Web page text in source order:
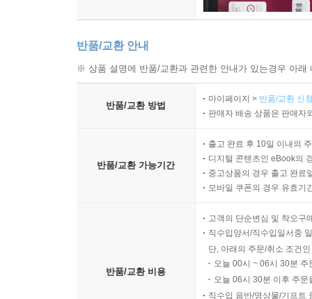
반품/교환 안내
※ 상품 설명에 반품/교환과 관련한 안내가 있는경우 아
반품/교환 방법
마이페이지 > 반품/교환 신
판매자 배송 상품은 판매자
반품/교환 가능기간
출고 완료 후 10일 이내의
디지털 콘텐츠인 eBook의
중고상품의 경우 출고 완료
모바일 쿠폰의 경우 유효기
반품/교환 비용
고객의 단순변심 및 착오구
직수입양서/직수입일서중
단, 아래의 주문/취소 조건
오늘 00시 ~ 06시 30분
오늘 06시 30분 이후 주
직수입 음반/영상물/기프트